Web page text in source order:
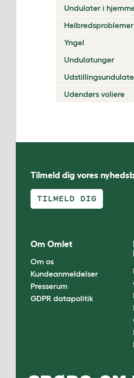
Undulater i
Helbredsproblemer
Yngel
Undulatunger
Udendørs voliere
Tilmeld dig vores
TILMELD DIG
Om Omlet
Om os
Kundeanmeldelser
Presserum
GDPR datapolitik